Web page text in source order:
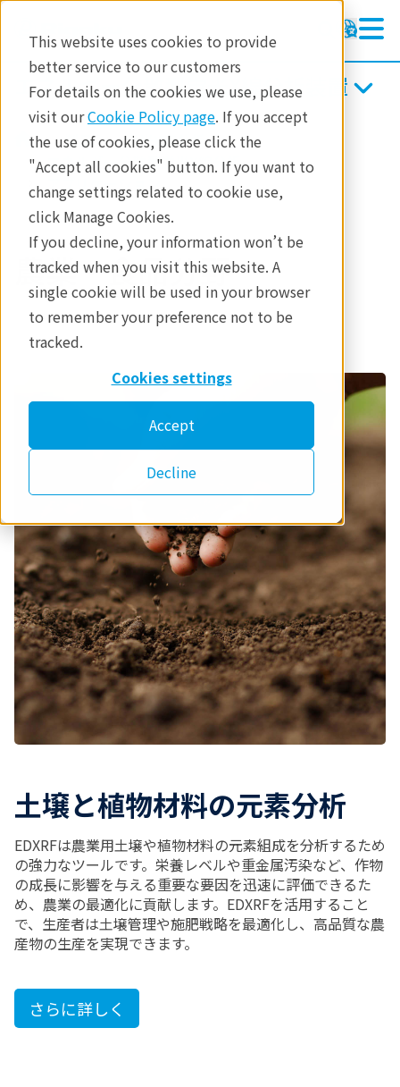
This website uses cookies to provide
better service to our customers
For details on the cookies we use, please
visit ourCookie Policy page. If you accept
the use of cookies, please click the
"Accept all cookies" button. If you want to
change settings related to cookie use,
click Manage Cookies.
If you decline, your information won’t be
tracked when you visit this website. A
single cookie will be used in your browser
to remember your preference not to be
tracked.
Cookies settings
Accept
Decline
エネルギー分散型蛍光X線分析装置
エネルギー分散型蛍光X線分析装置
ラーニング
製品
アプリケーション
お問合せ
製品
蛍光X線分析
エネルギー分散型蛍光X線分析
アプリケーション
農業・食品分野
土壌と植物材料の元素分析
EDXRFは農業用土壌や植物材料の元素組成を分析するため
の強力なツールです。栄養レベルや重金属汚染など、作物
の成長に影響を与える重要な要因を迅速に評価できるた
め、農業の最適化に貢献します。EDXRFを活用すること
で、生産者は土壌管理や施肥戦略を最適化し、高品質な農
産物の生産を実現できます。
さらに詳しく